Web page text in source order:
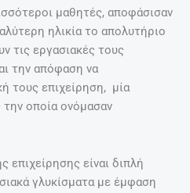
μαθητές, αποφάσισαν
ηλικία το απολυτήριο
τις εργασιακές τους
την απόφαση να
τους επιχείρηση, μία
την οποία ονόμασαν
επιχείρησης είναι διπλή
γλυκίσματα με έμφαση